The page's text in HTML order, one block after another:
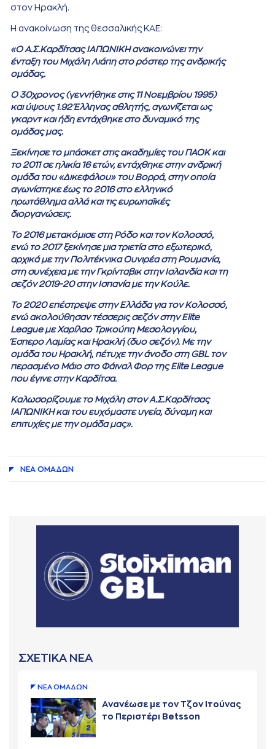
στον Ηρακλή.
Η ανακοίνωση της θεσσαλικής ΚΑΕ:
«O Α.Σ.Καρδίτσας ΙΑΠΩΝΙΚΗ ανακοινώνει την
ένταξη του Μιχάλη Λιάπη στο ρόστερ της ανδρικής
ομάδας.
Ο 30χρονος (γεννήθηκε στις 11 Νοεμβρίου 1995)
και ύψους 1.92 Έλληνας αθλητής, αγωνίζεται ως
γκαρντ και ήδη εντάχθηκε στο δυναμικό της
ομάδας μας.
Ξεκίνησε το μπάσκετ στις ακαδημίες του ΠΑΟΚ και
το 2011 σε ηλικία 16 ετών, εντάχθηκε στην ανδρική
ομάδα του «Δικεφάλου» του Βορρά, στην οποία
αγωνίστηκε έως το 2016 στο ελληνικό
πρωτάθλημα αλλά και τις ευρωπαϊκές
διοργανώσεις.
Το 2016 μετακόμισε στη Ρόδο και τον Κολοσσό,
ενώ το 2017 ξεκίνησε μια τριετία στο εξωτερικό,
αρχικά με την Πολιτέκνικα Ουνιρέα στη Ρουμανία,
στη συνέχεια με την Γκρίνταβικ στην Ισλανδία και τη
σεζόν 2019-20 στην Ισπανία με την Κούλε.
Το 2020 επέστρεψε στην Ελλάδα για τον Κολοσσό,
ενώ ακολούθησαν τέσσερις σεζόν στην Elite
League με Χαρίλαο Τρικούπη Μεσολογγίου,
Έσπερο Λαμίας και Ηρακλή (δυο σεζόν). Με την
ομάδα του Ηρακλή, πέτυχε την άνοδο στη GBL τον
περασμένο Μάιο στο Φάιναλ Φορ της Elite League
που έγινε στην Καρδίτσα.
Καλωσορίζουμε το Μιχάλη στον Α.Σ.Καρδίτσας
ΙΑΠΩΝΙΚΗ και του ευχόμαστε υγεία, δύναμη και
επιτυχίες με την ομάδα μας».
ΝΕA ΟΜAΔΩΝ
ΣΧΕΤΙΚΑ ΝΕΑ
ΝΕA ΟΜAΔΩΝ
Ανανέωσε με τον Τζον Ιτούνας
το Περιστέρι Betsson